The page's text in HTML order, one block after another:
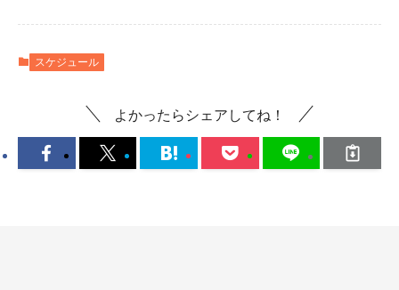
スケジュール
よかったらシェアしてね！